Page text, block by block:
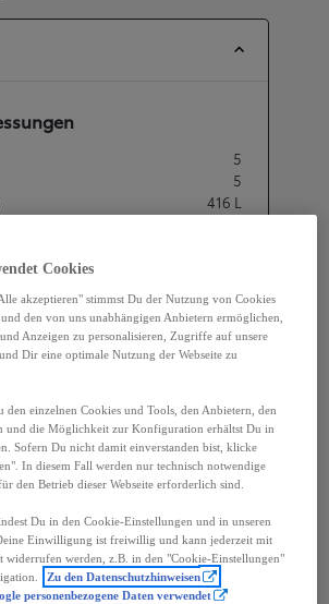
5
5
416 L
Länge
4 530mm
Breite
1 870 mm
Cookies
akzeptieren" stimmst Du der Nutzung von Cookies
den von uns unabhängigen Anbietern ermöglichen,
Anzeigen zu personalisieren, Zugriffe auf unsere
Dir eine optimale Nutzung der Webseite zu
den einzelnen Cookies und Tools, den Anbietern, den
und die Möglichkeit zur Konfiguration erhältst Du in
Sofern Du nicht damit einverstanden bist, klicke
In diesem Fall werden nur technisch notwendige
den Betrieb dieser Webseite erforderlich sind.
Du in den Cookie-Einstellungen und in unseren
Einwilligung ist freiwillig und kann jederzeit mit
werden, z.B. in den "Cookie-Einstellungen"
Zu den Datenschutzhinweisen
personenbezogene Daten verwendet